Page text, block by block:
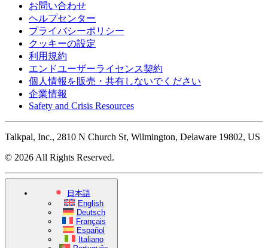
お問い合わせ
ヘルプセンター
プライバシーポリシー
クッキーの設定
利用規約
エンドユーザーライセンス契約
個人情報を販売・共有しないでください
企業情報
Safety and Crisis Resources
Talkpal, Inc., 2810 N Church St, Wilmington, Delaware 19802, US
© 2026 All Rights Reserved.
日本語
English
Deutsch
Français
Español
Italiano